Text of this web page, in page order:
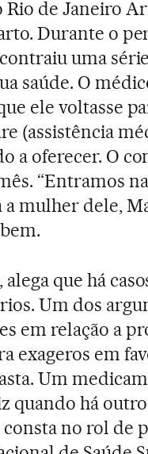
Rio de Janeiro
Durante o
uma
saúde. O
ele voltasse
(assistência
a oferecer. O
“Entramos
a mulher dele,
que há
Um dos
em relação a
exageros em
Um
quando há
no rol de